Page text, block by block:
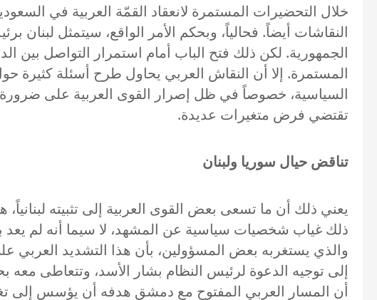
خلال التحضيرات المستمرة لانعقاد القمّة العربية في
النقاشات أيضاً. فحالياً، وبحكم الأمر الواقع، سيتمثل
الجمهورية. لكن ذلك فتح الباب أمام استمرار التواصل بين
المستمرة. إلا أن النقاش العربي يحاول طرح أسئلة
السياسية، خصوصاً في ظل إصرار القوى العربية على
تقتضي فرض متغيرات عديدة.
تناقض حيال سوريا ولبنان
يعني ذلك أن ما تسعى بعض القوى العربية إلى تثبيته
ذلك غياب شخصيات سياسية عن المشهد، لا سيما أنه لم يعد
والذي يستغربه بعض المسؤولين، بأن هذا التشديد العربي
إلى توجيه الدعوة لرئيس النظام بشار الأسد، وتتعاطى معه
أن المسار العربي المفتوح مع دمشق هدفه أن يؤسس إلى